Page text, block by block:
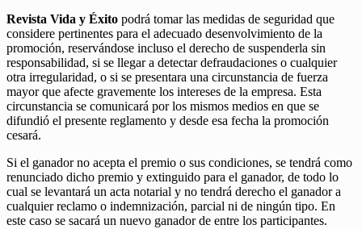
Revista Vida y Éxito podrá tomar las medidas de seguridad que
considere pertinentes para el adecuado desenvolvimiento de la
promoción, reservándose incluso el derecho de suspenderla sin
responsabilidad, si se llegar a detectar defraudaciones o cualquier
otra irregularidad, o si se presentara una circunstancia de fuerza
mayor que afecte gravemente los intereses de la empresa. Esta
circunstancia se comunicará por los mismos medios en que se
difundió el presente reglamento y desde esa fecha la promoción
cesará.
Si el ganador no acepta el premio o sus condiciones, se tendrá como
renunciado dicho premio y extinguido para el ganador, de todo lo
cual se levantará un acta notarial y no tendrá derecho el ganador a
cualquier reclamo o indemnización, parcial ni de ningún tipo. En
este caso se sacará un nuevo ganador de entre los participantes.